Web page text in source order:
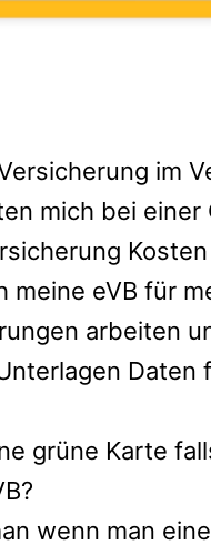
im
mich bei einer
eVB für
arbeiten
grüne Karte
wenn man